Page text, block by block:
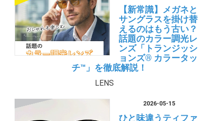
【新常識】メガネと
サングラスを掛け替
えるのはもう古い？
話題のカラー調光レ
ンズ「トランジッシ
ョンズ® カラータッ
チ™」を徹底解説！
LENS
2026-05-15
ひと味違うティファ